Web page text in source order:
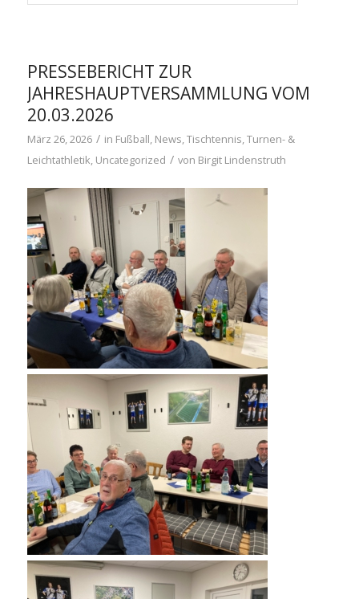
PRESSEBERICHT ZUR
JAHRESHAUPTVERSAMMLUNG VOM
20.03.2026
März 26, 2026 / in Fußball, News,Tischtennis,Turnen- &
Leichtathletik, Uncategorized / von Birgit Lindenstruth